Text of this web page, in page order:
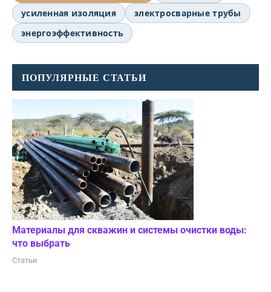
усиленная изоляция
электросварные трубы
энергоэффективность
ПОПУЛЯРНЫЕ СТАТЬИ
Материалы для скважин и системы очистки воды:
что выбрать
Статьи